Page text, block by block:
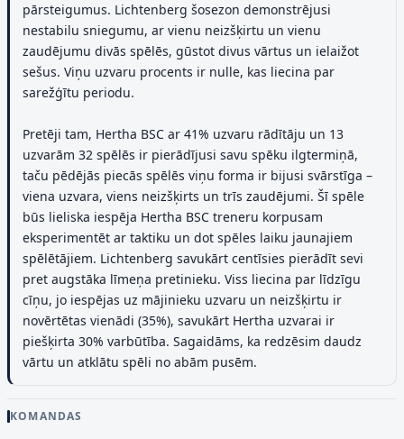
pārsteigumus. Lichtenberg šosezon demonstrējusi
nestabilu sniegumu, ar vienu neizšķirtu un vienu
zaudējumu divās spēlēs, gūstot divus vārtus un ielaižot
sešus. Viņu uzvaru procents ir nulle, kas liecina par
sarežģītu periodu.
Pretēji tam, Hertha BSC ar 41% uzvaru rādītāju un 13
uzvarām 32 spēlēs ir pierādījusi savu spēku ilgtermiņā,
taču pēdējās piecās spēlēs viņu forma ir bijusi svārstīga –
viena uzvara, viens neizšķirts un trīs zaudējumi. Šī spēle
būs lieliska iespēja Hertha BSC treneru korpusam
eksperimentēt ar taktiku un dot spēles laiku jaunajiem
spēlētājiem. Lichtenberg savukārt centīsies pierādīt sevi
pret augstāka līmeņa pretinieku. Viss liecina par līdzīgu
cīņu, jo iespējas uz mājinieku uzvaru un neizšķirtu ir
novērtētas vienādi (35%), savukārt Hertha uzvarai ir
piešķirta 30% varbūtība. Sagaidāms, ka redzēsim daudz
vārtu un atklātu spēli no abām pusēm.
KOMANDAS